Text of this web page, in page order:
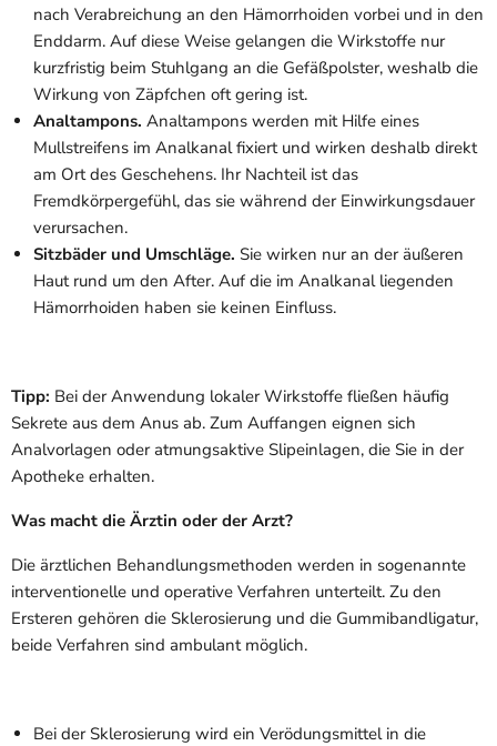
nach Verabreichung an den Hämorrhoiden vorbei und in den
Enddarm. Auf diese Weise gelangen die Wirkstoffe nur
kurzfristig beim Stuhlgang an die Gefäßpolster, weshalb die
Wirkung von Zäpfchen oft gering ist.
Analtampons. Analtampons werden mit Hilfe eines
Mullstreifens im Analkanal fixiert und wirken deshalb direkt
am Ort des Geschehens. Ihr Nachteil ist das
Fremdkörpergefühl, das sie während der Einwirkungsdauer
verursachen.
Sitzbäder und Umschläge. Sie wirken nur an der äußeren
Haut rund um den After. Auf die im Analkanal liegenden
Hämorrhoiden haben sie keinen Einfluss.
Tipp: Bei der Anwendung lokaler Wirkstoffe fließen häufig
Sekrete aus dem Anus ab. Zum Auffangen eignen sich
Analvorlagen oder atmungsaktive Slipeinlagen, die Sie in der
Apotheke erhalten.
Was macht die Ärztin oder der Arzt?
Die ärztlichen Behandlungsmethoden werden in sogenannte
interventionelle und operative Verfahren unterteilt. Zu den
Ersteren gehören die Sklerosierung und die Gummibandligatur,
beide Verfahren sind ambulant möglich.
Bei der Sklerosierung wird ein Verödungsmittel in die